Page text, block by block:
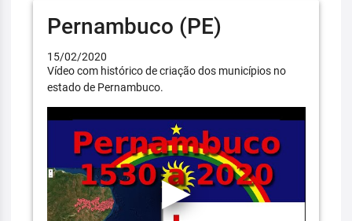
Pernambuco (PE)
15/02/2020
Vídeo com histórico de criação dos municípios no
estado de Pernambuco.